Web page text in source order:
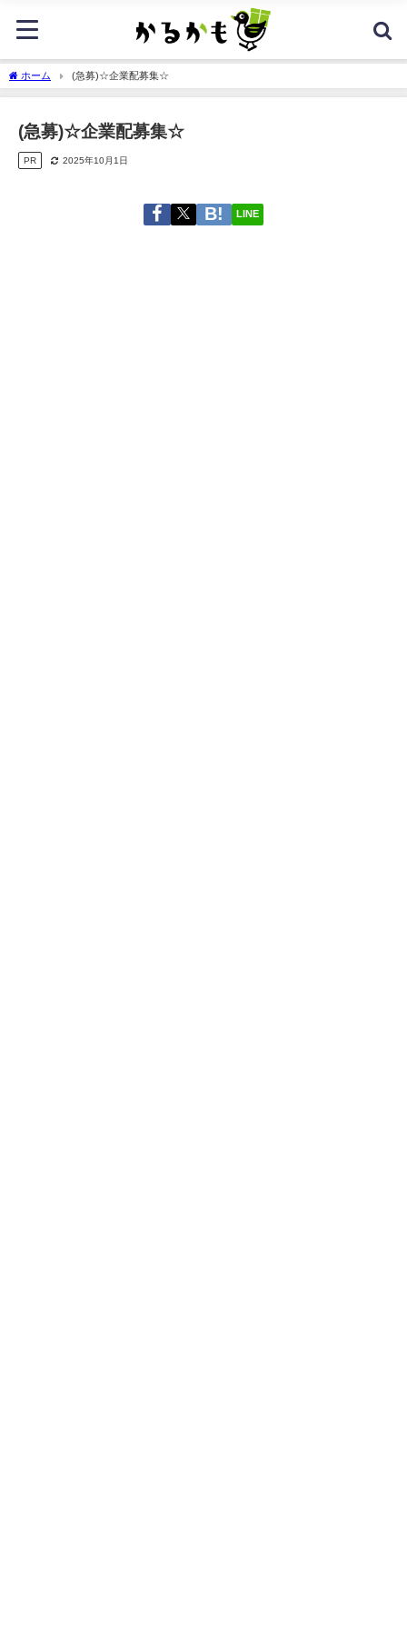
ホーム (急募)☆企業配募集☆
(急募)☆企業配募集☆
PR 2025年10月1日
LINE